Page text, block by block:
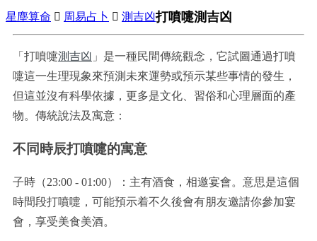
星塵算命  周易占卜  測吉凶打噴嚏測吉凶
「打噴嚏測吉凶 」是一種民間傳統觀念，它試圖通過打噴
嚏這一生理現象來預測未來運勢或預示某些事情的發生，
但這並沒有科學依據，更多是文化、習俗和心理層面的產
物。傳統說法及寓意：
不同時辰打噴嚏的寓意
子時（23:00 - 01:00）：主有酒食，相邀宴會。意思是這個
時間段打噴嚏，可能預示着不久後會有朋友邀請你參加宴
會，享受美食美酒。